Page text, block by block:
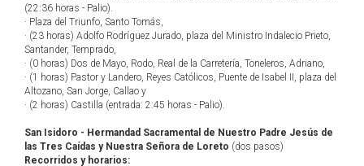
(22:36 horas - Palio).
· Plaza del Triunfo, Santo Tomás,
· (23 horas) Adolfo Rodríguez Jurado, plaza del Ministro Indalecio Prieto,
Santander, Temprado,
· (0 horas) Dos de Mayo, Rodo, Real de la Carretería, Toneleros, Adriano,
· (1 horas) Pastor y Landero, Reyes Católicos, Puente de Isabel II, plaza del
Altozano, San Jorge, Callao y
· (2 horas) Castilla (entrada: 2:45 horas - Palio).
San Isidoro - Hermandad Sacramental de Nuestro Padre Jesús de
las Tres Caídas y Nuestra Señora de Loreto (dos pasos)
Recorridos y horarios: